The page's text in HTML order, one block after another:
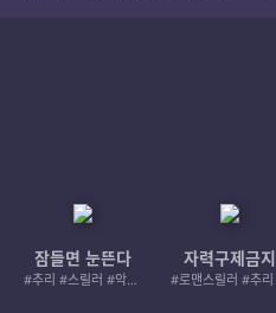
잠들면 눈뜬다
#추리 #스릴러 #악인 #로드레이지
자력구제금지